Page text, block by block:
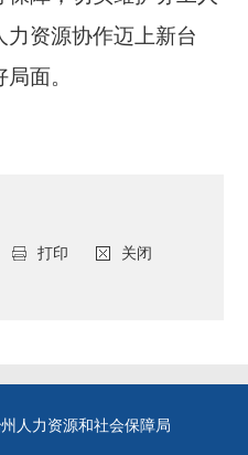
力资源协作迈上新台
面。
关闭
打印
人力资源和社会保障局